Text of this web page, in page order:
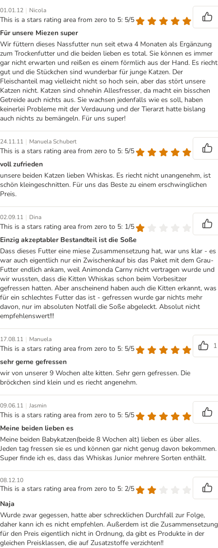
01.01.12 | Nicola
This is a stars rating area from zero to 5: 5/5
Für unsere Miezen super
Wir füttern dieses Nassfutter nun seit etwa 4 Monaten als Ergänzung
zum Trockenfutter und die beiden lieben es total. Sie können es immer
gar nicht erwarten und reißen es einem förmlich aus der Hand. Es riecht
gut und die Stückchen sind wunderbar für junge Katzen. Der
Fleischanteil mag vielleicht nicht so hoch sein, aber das stört unsere
Katzen nicht. Katzen sind ohnehin Allesfresser, da macht ein bisschen
Getreide auch nichts aus. Sie wachsen jedenfalls wie es soll, haben
keinerlei Probleme mit der Verdauung und der Tierarzt hatte bislang
auch nichts zu bemängeln. Für uns super!
24.11.11 | Manuela Schubert
This is a stars rating area from zero to 5: 5/5
voll zufrieden
unsere beiden Katzen lieben Whiskas. Es riecht nicht unangenehm, ist
schön kleingeschnitten. Für uns das Beste zu einem erschwinglichen
Preis.
02.09.11 | Dina
This is a stars rating area from zero to 5: 1/5
Einzig akzeptabler Bestandteil ist die Soße
Dass dieses Futter eine miese Zusammensetzung hat, war uns klar - es
war auch eigentlich nur ein Zwischenkauf bis das Paket mit dem Grau-
Futter endlich ankam, weil Animonda Carny nicht vertragen wurde und
wir wussten, dass die Kitten Whiskas schon beim Vorbesitzer
gefressen hatten. Aber anscheinend haben auch die Kitten erkannt, was
für ein schlechtes Futter das ist - gefressen wurde gar nichts mehr
davon, nur im absoluten Notfall die Soße abgeleckt. Absolut nicht
empfehlenswert!!!
17.08.11 | Manuela
This is a stars rating area from zero to 5: 5/5
1
sehr gerne gefressen
wir von unserer 9 Wochen alte kitten. Sehr gern gefressen. Die
bröckchen sind klein und es riecht angenehm.
09.06.11 | Jasmin
This is a stars rating area from zero to 5: 5/5
Meine beiden lieben es
Meine beiden Babykatzen(beide 8 Wochen alt) lieben es über alles.
Jeden tag fressen sie es und können gar nicht genug davon bekommen.
Super finde ich es, dass das Whiskas Junior mehrere Sorten enthält.
08.12.10
This is a stars rating area from zero to 5: 2/5
Naja
Wurde zwar gegessen, hatte aber schrecklichen Durchfall zur Folge,
daher kann ich es nicht empfehlen. Außerdem ist die Zusammensetzung
für den Preis eigentlich nicht in Ordnung, da gibt es Produkte in der
gleichen Preisklassen, die auf Zusatzstoffe verzichten!!